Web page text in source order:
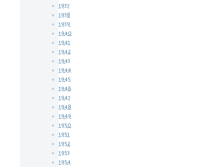
1937
1938
1939
1940
1941
1942
1943
1944
1945
1946
1947
1948
1949
1950
1951
1952
1953
1954